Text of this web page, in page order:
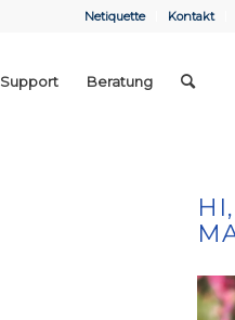
Netiquette Kontakt
Support Beratung